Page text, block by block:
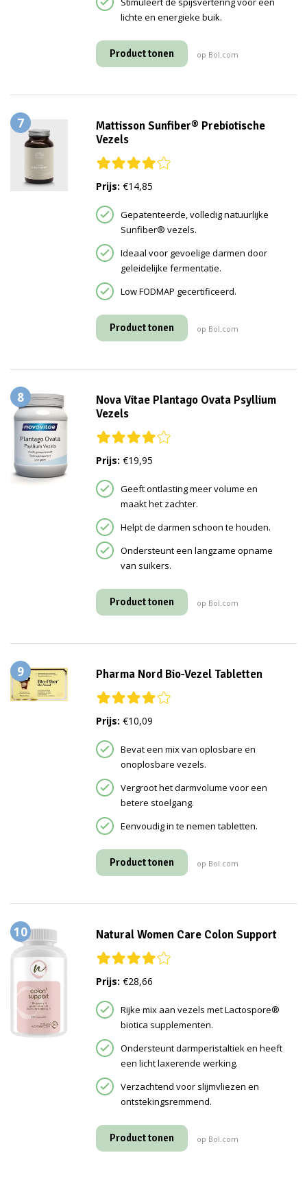
lichte en energieke buik.
Product tonen op Bol.com
7
Mattisson Sunfiber® Prebiotische
Vezels
Prijs: €14,85
Gepatenteerde, volledig natuurlijke
Sunfiber® vezels.
Ideaal voor gevoelige darmen door
geleidelijke fermentatie.
Low FODMAP gecertificeerd.
Product tonen op Bol.com
8
Nova Vitae Plantago Ovata Psyllium
Vezels
Prijs: €19,95
Geeft ontlasting meer volume en
maakt het zachter.
Helpt de darmen schoon te houden.
Ondersteunt een langzame opname
van suikers.
Product tonen op Bol.com
9 Pharma Nord Bio-Vezel Tabletten
Prijs: €10,09
Bevat een mix van oplosbare en
onoplosbare vezels.
Vergroot het darmvolume voor een
betere stoelgang.
Eenvoudig in te nemen tabletten.
Product tonen op Bol.com
10 Natural Women Care Colon Support
Prijs: €28,66
Rijke mix aan vezels met Lactospore®
biotica supplementen.
Ondersteunt darmperistaltiek en heeft
een licht laxerende werking.
Verzachtend voor slijmvliezen en
ontstekingsremmend.
Product tonen op Bol.com